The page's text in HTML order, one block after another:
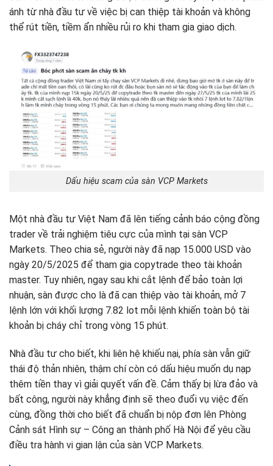
ánh từ nhà đầu tư về việc bị can thiệp tài khoản và không
thể rút tiền, tiềm ẩn nhiều rủi ro khi tham gia giao dịch.
Dấu hiệu scam của sàn VCP Markets
Một nhà đầu tư Việt Nam đã lên tiếng cảnh báo cộng đồng
trader về trải nghiệm tiêu cực của mình tại sàn VCP
Markets. Theo chia sẻ, người này đã nạp 15.000 USD vào
ngày 20/5/2025 để tham gia copytrade theo tài khoản
master. Tuy nhiên, ngay sau khi cắt lệnh để bảo toàn lợi
nhuận, sàn được cho là đã can thiệp vào tài khoản, mở 7
lệnh lớn với khối lượng 7.82 lot mỗi lệnh khiến toàn bộ tài
khoản bị cháy chỉ trong vòng 15 phút.
Nhà đầu tư cho biết, khi liên hệ khiếu nại, phía sàn vẫn giữ
thái độ thản nhiên, thậm chí còn có dấu hiệu muốn dụ nạp
thêm tiền thay vì giải quyết vấn đề. Cảm thấy bị lừa đảo và
bất công, người này khẳng định sẽ theo đuổi vụ việc đến
cùng, đồng thời cho biết đã chuẩn bị nộp đơn lên Phòng
Cảnh sát Hình sự – Công an thành phố Hà Nội để yêu cầu
điều tra hành vi gian lận của sàn VCP Markets.